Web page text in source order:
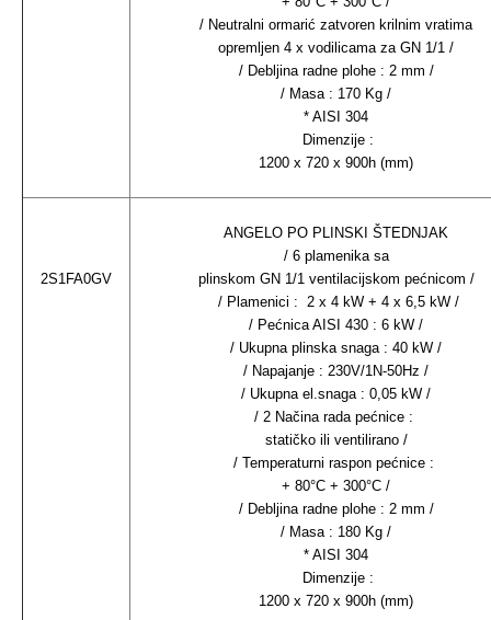
/ Neutralni ormarić zatvoren krilnim vratima
opremljen 4 x vodilicama za GN 1/1 /
/ Debljina radne plohe : 2 mm /
/ Masa : 170 Kg /
* AISI 304
Dimenzije :
1200 x 720 x 900h (mm)
2S1FA0GV
ANGELO PO PLINSKI ŠTEDNJAK
/ 6 plamenika sa
plinskom GN 1/1 ventilacijskom pećnicom /
/ Plamenici : 2 x 4 kW + 4 x 6,5 kW /
/ Pećnica AISI 430 : 6 kW /
/ Ukupna plinska snaga : 40 kW /
/ Napajanje : 230V/1N-50Hz /
/ Ukupna el.snaga : 0,05 kW /
/ 2 Načina rada pećnice :
statičko ili ventilirano /
/ Temperaturni raspon pećnice :
+ 80°C + 300°C /
/ Debljina radne plohe : 2 mm /
/ Masa : 180 Kg /
* AISI 304
Dimenzije :
1200 x 720 x 900h (mm)